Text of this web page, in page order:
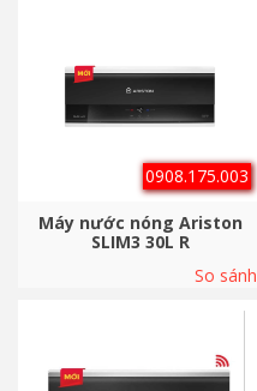
0908.175.003
Máy nước nóng Ariston
SLIM3 30L R
So sánh